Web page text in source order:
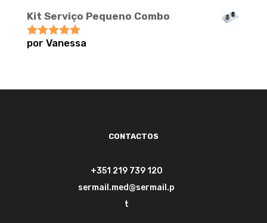
Kit Serviço Pequeno Combo
Avaliação5
por Vanessa
CONTACTOS
+351 219 739 120
sermail.med@sermail.p
t